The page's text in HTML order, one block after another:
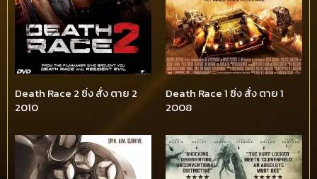
Death Race 2 ซิ่ง สั่ง ตาย 2
2010
Death Race 1 ซิ่ง สั่ง ตาย 1
2008